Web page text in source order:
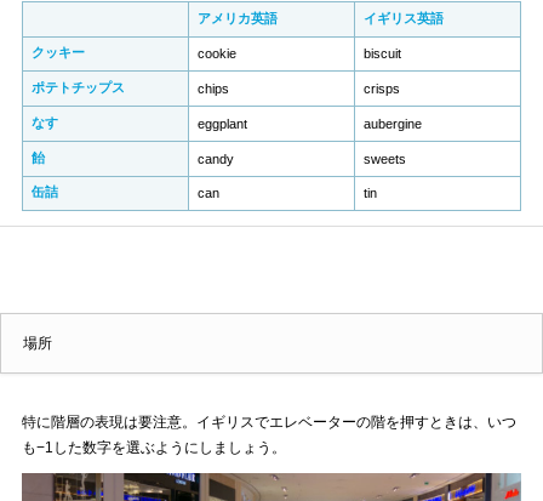
アメリカ英語 イギリス英語
クッキー cookie biscuit
ポテトチップス chips crisps
なす eggplant aubergine
飴 candy sweets
缶詰 can tin
場所
特に階層の表現は要注意。イギリスでエレベーターの階を押すときは、いつ
も−1した数字を選ぶようにしましょう。